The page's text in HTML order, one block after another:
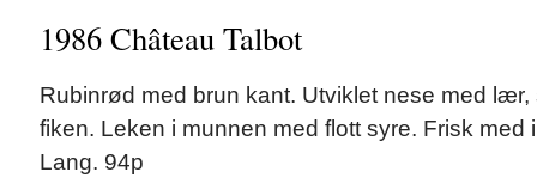
1986 Château Talbot
Rubinrød med brun kant. Utviklet nese med
fiken. Leken i munnen med flott syre. Frisk med
Lang. 94p